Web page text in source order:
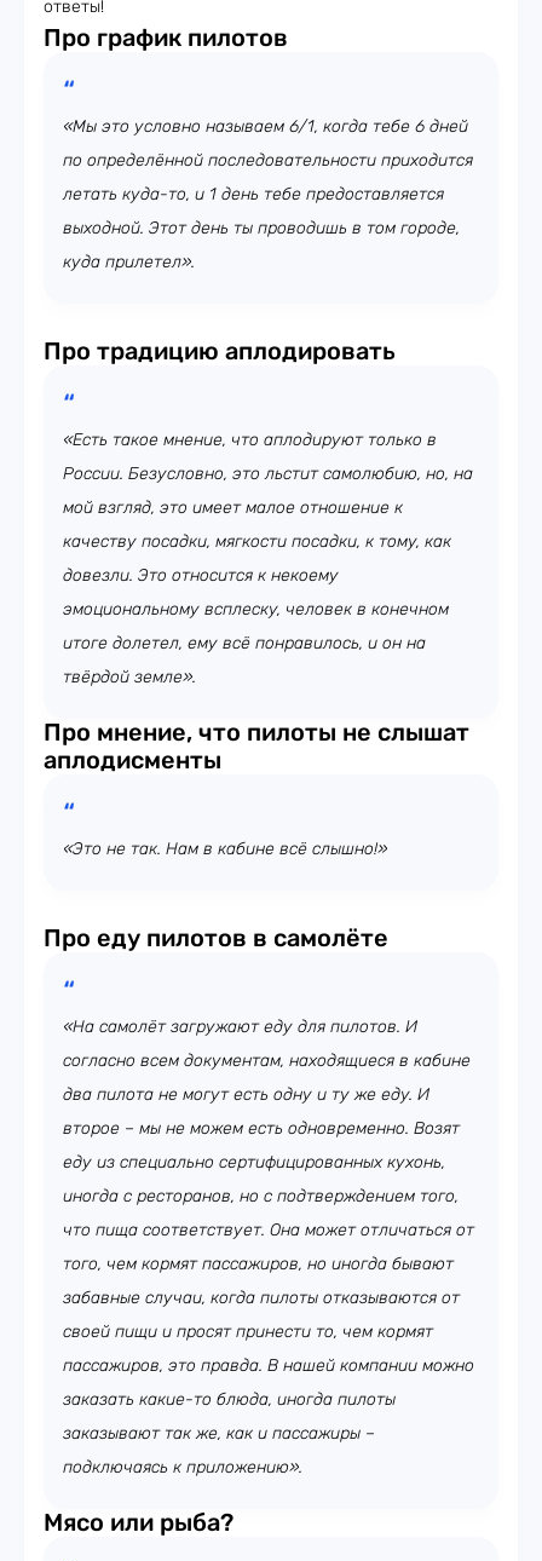
ответы!
Про график пилотов
«Мы это условно называем 6/1, когда тебе 6 дней
по определённой последовательности приходится
летать куда-то, и 1 день тебе предоставляется
выходной. Этот день ты проводишь в том городе,
куда прилетел».
Про традицию аплодировать
«Есть такое мнение, что аплодируют только в
России. Безусловно, это льстит самолюбию, но, на
мой взгляд, это имеет малое отношение к
качеству посадки, мягкости посадки, к тому, как
довезли. Это относится к некоему
эмоциональному всплеску, человек в конечном
итоге долетел, ему всё понравилось, и он на
твёрдой земле».
Про мнение, что пилоты не слышат
аплодисменты
«Это не так. Нам в кабине всё слышно!»
Про еду пилотов в самолёте
«На самолёт загружают еду для пилотов. И
согласно всем документам, находящиеся в кабине
два пилота не могут есть одну и ту же еду. И
второе – мы не можем есть одновременно. Возят
еду из специально сертифицированных кухонь,
иногда с ресторанов, но с подтверждением того,
что пища соответствует. Она может отличаться от
того, чем кормят пассажиров, но иногда бывают
забавные случаи, когда пилоты отказываются от
своей пищи и просят принести то, чем кормят
пассажиров, это правда. В нашей компании можно
заказать какие-то блюда, иногда пилоты
заказывают так же, как и пассажиры –
подключаясь к приложению».
Мясо или рыба?